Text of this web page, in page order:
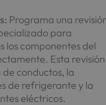
Programa una
para
los componentes del
Esta revisión
conductos, la
de refrigerante y la
eléctricos.